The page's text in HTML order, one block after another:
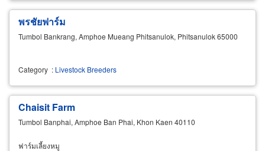
พรชัยฟาร์ม
Tumbol Bankrang, Amphoe Mueang Phitsanulok, Phitsanulok 65000
Category : Livestock Breeders
Chaisit Farm
Tumbol Banphai, Amphoe Ban Phai, Khon Kaen 40110
ฟาร์มเลี้ยงหมู